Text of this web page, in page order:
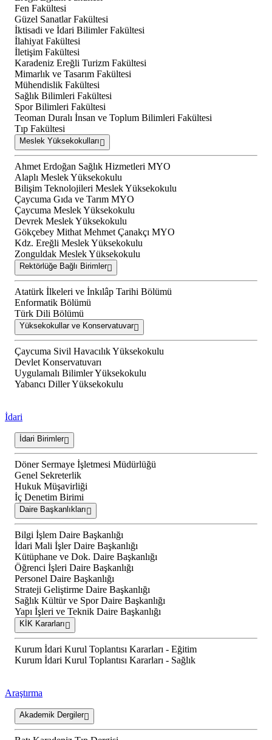
Fen Fakültesi
Güzel Sanatlar Fakültesi
İktisadi ve İdari Bilimler Fakültesi
İlahiyat Fakültesi
İletişim Fakültesi
Karadeniz Ereğli Turizm Fakültesi
Mimarlık ve Tasarım Fakültesi
Mühendislik Fakültesi
Sağlık Bilimleri Fakültesi
Spor Bilimleri Fakültesi
Teoman Duralı İnsan ve Toplum Bilimleri Fakültesi
Tıp Fakültesi
Meslek Yüksekokulları
Ahmet Erdoğan Sağlık Hizmetleri MYO
Alaplı Meslek Yüksekokulu
Bilişim Teknolojileri Meslek Yüksekokulu
Çaycuma Gıda ve Tarım MYO
Çaycuma Meslek Yüksekokulu
Devrek Meslek Yüksekokulu
Gökçebey Mithat Mehmet Çanakçı MYO
Kdz. Ereğli Meslek Yüksekokulu
Zonguldak Meslek Yüksekokulu
Rektörlüğe Bağlı Birimler
Atatürk İlkeleri ve İnkılâp Tarihi Bölümü
Enformatik Bölümü
Türk Dili Bölümü
Yüksekokullar ve Konservatuvar
Çaycuma Sivil Havacılık Yüksekokulu
Devlet Konservatuvarı
Uygulamalı Bilimler Yüksekokulu
Yabancı Diller Yüksekokulu
İdari
İdari Birimler
Döner Sermaye İşletmesi Müdürlüğü
Genel Sekreterlik
Hukuk Müşavirliği
İç Denetim Birimi
Daire Başkanlıkları
Bilgi İşlem Daire Başkanlığı
İdari Mali İşler Daire Başkanlığı
Kütüphane ve Dok. Daire Başkanlığı
Öğrenci İşleri Daire Başkanlığı
Personel Daire Başkanlığı
Strateji Geliştirme Daire Başkanlığı
Sağlık Kültür ve Spor Daire Başkanlığı
Yapı İşleri ve Teknik Daire Başkanlığı
KİK Kararları
Kurum İdari Kurul Toplantısı Kararları - Eğitim
Kurum İdari Kurul Toplantısı Kararları - Sağlık
Araştırma
Akademik Dergiler